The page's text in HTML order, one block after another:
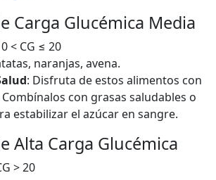
Carga Glucémica Media
< CG ≤ 20
naranjas, avena.
: Disfruta de estos alimentos con
con grasas saludables o
estabilizar el azúcar en sangre.
Alta Carga Glucémica
> 20